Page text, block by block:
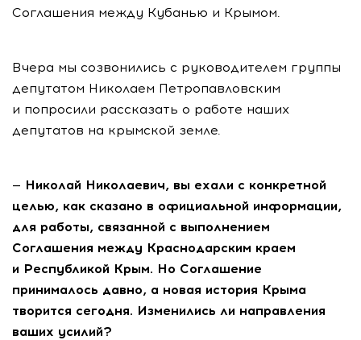
Соглашения между Кубанью и Крымом.
Вчера мы созвонились с руководителем группы
депутатом Николаем Петропавловским
и попросили рассказать о работе наших
депутатов на крымской земле.
— Николай Николаевич, вы ехали с конкретной
целью, как сказано в официальной информации,
для работы, связанной с выполнением
Соглашения между Краснодарским краем
и Республикой Крым. Но Соглашение
принималось давно, а новая история Крыма
творится сегодня. Изменились ли направления
ваших усилий?